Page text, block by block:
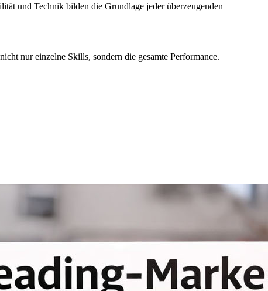
und Technik bilden die Grundlage jeder überzeugenden
nur einzelne Skills, sondern die gesamte Performance.